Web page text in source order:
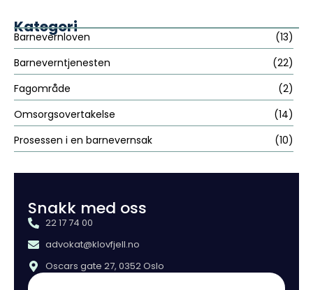
Kategori
Barnevernloven
(13)
Barneverntjenesten
(22)
Fagområde
(2)
Omsorgsovertakelse
(14)
Prosessen i en barnevernsak
(10)
Snakk med oss
22 17 74 00
advokat@klovfjell.no
Oscars gate 27, 0352 Oslo